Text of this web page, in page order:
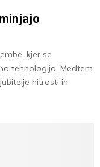
kjer se
tehnologijo. Medtem
hitrosti in